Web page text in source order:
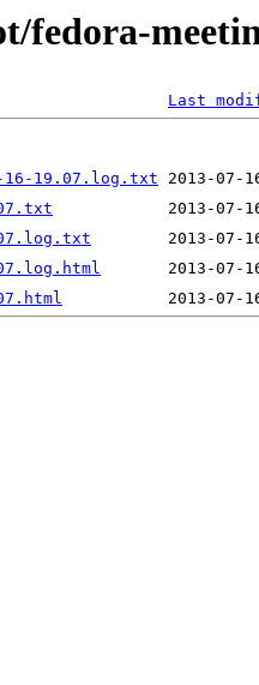
fedora-
Last
16-19.07.log.txt